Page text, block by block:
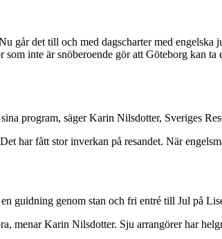
går det till och med dagscharter med
inte är snöberoende gör att Göteborg kan ta
program, säger Karin Nilsdotter, Sveriges
har fått stor inverkan på resandet. När
guidning genom stan och fri entré till Jul på
menar Karin Nilsdotter. Sju arrangörer har